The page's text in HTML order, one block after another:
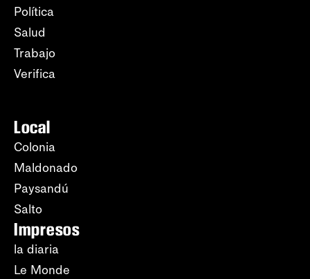
Política
Salud
Trabajo
Verifica
Local
Colonia
Maldonado
Paysandú
Salto
Impresos
la diaria
Le Monde